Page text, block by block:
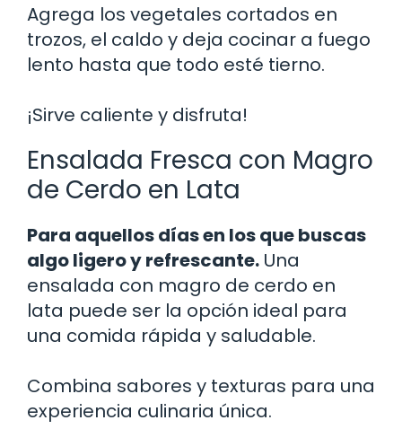
Agrega los vegetales cortados en
trozos, el caldo y deja cocinar a fuego
lento hasta que todo esté tierno.
¡Sirve caliente y disfruta!
Ensalada Fresca con Magro
de Cerdo en Lata
Para aquellos días en los que buscas
algo ligero y refrescante. Una
ensalada con magro de cerdo en
lata puede ser la opción ideal para
una comida rápida y saludable.
Combina sabores y texturas para una
experiencia culinaria única.